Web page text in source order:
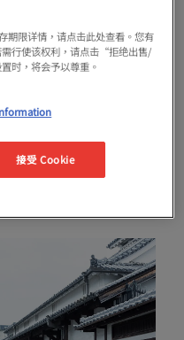
大阪線或長野線列
的環島和紅綠燈，
町」的牌坊，以及
江戶時代的風貌，
期限详情，请点击此处查看。您有
行使该权利，请点击“拒绝出售/
时，将会予以尊重。
接受 Cookie